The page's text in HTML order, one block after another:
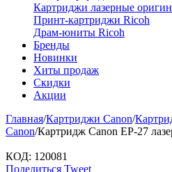
Картриджи лазерные
Принт-картриджи Ricoh
Драм-юниты Ricoh
Бренды
Новинки
Хиты продаж
Скидки
Акции
Главная/Картриджи Canon/
Canon/Картридж Canon EP-27
КОД: 120081
Поделиться Tweet